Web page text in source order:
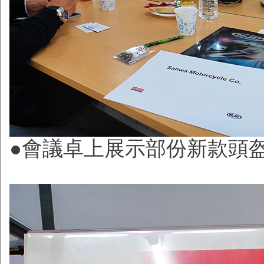
●會議卓上展示部份新款頭